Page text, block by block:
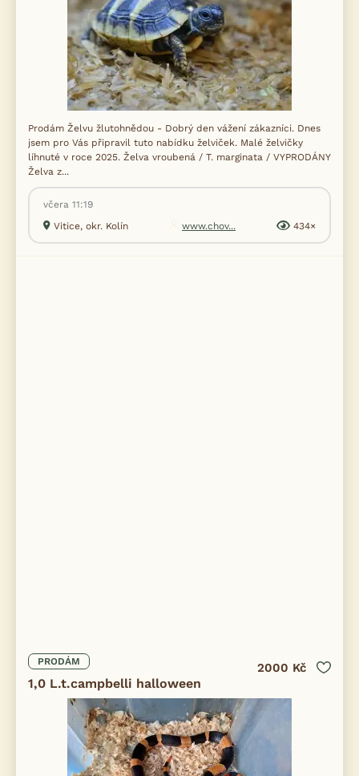
Prodám Želvu žlutohnědou - Dobrý den vážení zákazníci. Dnes
jsem pro Vás připravil tuto nabídku želviček. Malé želvičky
líhnuté v roce 2025. Želva vroubená / T. marginata / VYPRODÁNY
Želva z...
včera 11:19
Vitice, okr. Kolín
www.chov... 434×
PRODÁM
1,0 L.t.campbelli halloween
2000 Kč